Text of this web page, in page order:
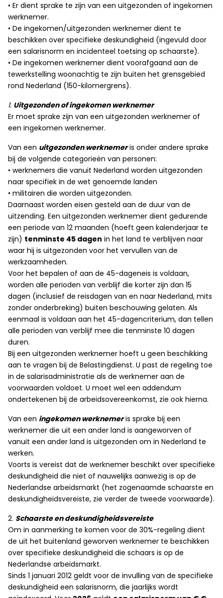
• Er dient sprake te zijn van een uitgezonden of ingekomen
werknemer.
• De ingekomen/uitgezonden werknemer dient te
beschikken over specifieke deskundigheid (ingevuld door
een salarisnorm en incidenteel toetsing op schaarste).
• De ingekomen werknemer dient voorafgaand aan de
tewerkstelling woonachtig te zijn buiten het grensgebied
rond Nederland (150-kilomergrens).
1. Uitgezonden of ingekomen werknemer
Er moet sprake zijn van een uitgezonden werknemer of
een ingekomen werknemer.
Van een uitgezonden werknemeris onder andere sprake
bij de volgende categorieën van personen:
• werknemers die vanuit Nederland worden uitgezonden
naar specifiek in de wet genoemde landen
• militairen die worden uitgezonden.
Daarnaast worden eisen gesteld aan de duur van de
uitzending. Een uitgezonden werknemer dient gedurende
een periode van 12 maanden (hoeft geen kalenderjaar te
zijn) tenminste 45 dagen in het land te verblijven naar
waar hij is uitgezonden voor het vervullen van de
werkzaamheden.
Voor het bepalen of aan de 45-dageneis is voldaan,
worden alle perioden van verblijf die korter zijn dan 15
dagen (inclusief de reisdagen van en naar Nederland, mits
zonder onderbreking) buiten beschouwing gelaten. Als
eenmaal is voldaan aan het 45-dagencriterium, dan tellen
alle perioden van verblijf mee die tenminste 10 dagen
duren.
Bij een uitgezonden werknemer hoeft u geen beschikking
aan te vragen bij de Belastingdienst. U past de regeling toe
in de salarisadministratie als de werknemer aan de
voorwaarden voldoet. U moet wel een addendum
ondertekenen bij de arbeidsovereenkomst, zie ook hierna.
Van een ingekomen werknemeris sprake bij een
werknemer die uit een ander land is aangeworven of
vanuit een ander land is uitgezonden om in Nederland te
werken.
Voorts is vereist dat de werknemer beschikt over specifieke
deskundigheid die niet of nauwelijks aanwezig is op de
Nederlandse arbeidsmarkt (het zogenaamde schaarste en
deskundigheidsvereiste, zie verder de tweede voorwaarde).
2. Schaarste en deskundigheidsvereiste
Om in aanmerking te komen voor de 30%-regeling dient
de uit het buitenland geworven werknemer te beschikken
over specifieke deskundigheid die schaars is op de
Nederlandse arbeidsmarkt.
Sinds 1 januari 2012 geldt voor de invulling van de specifieke
deskundigheid een salarisnorm, die jaarlijks wordt